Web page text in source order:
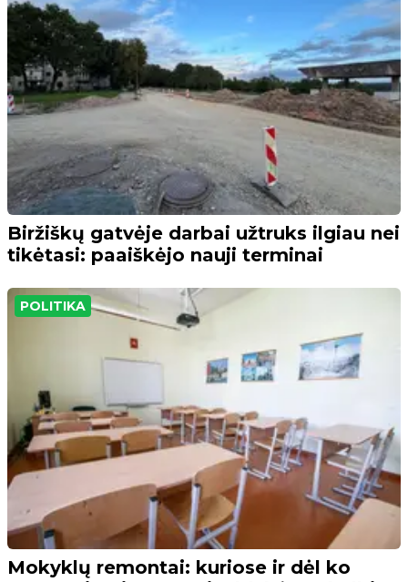
Biržiškų gatvėje darbai užtruks ilgiau nei
tikėtasi: paaiškėjo nauji terminai
POLITIKA
Mokyklų remontai: kuriose ir dėl ko